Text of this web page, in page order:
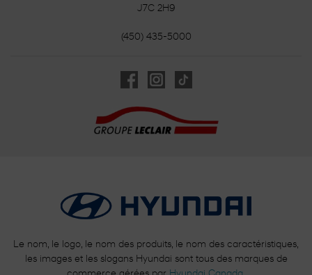
J7C 2H9
(450) 435-5000
Le nom, le logo, le nom des produits, le nom des caractéristiques,
les images et les slogans Hyundai sont tous des marques de